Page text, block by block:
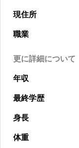
現住所
職業
更に詳細について
年収
最終学歴
身長
体重